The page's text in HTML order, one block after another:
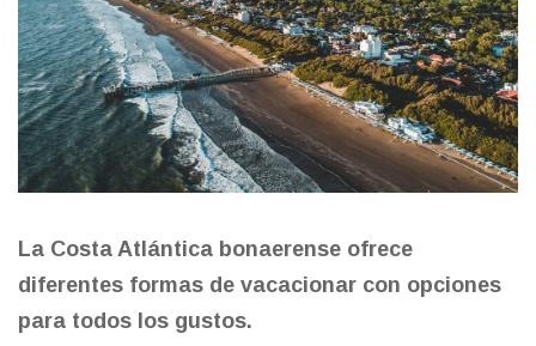
La Costa Atlántica bonaerense ofrece
diferentes formas de vacacionar con opciones
para todos los gustos.